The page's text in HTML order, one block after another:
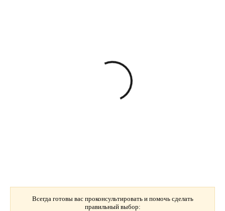
Всегда готовы вас проконсультировать и помочь сделать
правильный выбор: